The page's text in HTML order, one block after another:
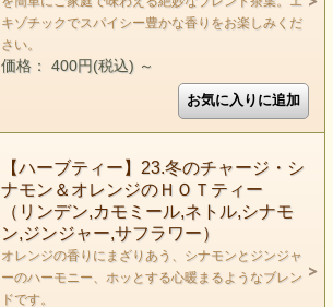
キゾチックでスパイシー豊かな香りをお楽しみくだ
さい。
価格： 400円(税込) ～
【ハーブティー】23.冬のチャージ・シ
ナモン＆オレンジのＨＯＴティー
（リンデン,カモミール,ネトル,シナモ
ン,ジンジャー,サフラワー）
オレンジの香りにまざりあう、シナモンとジンジャ
ーのハーモニー、ホッとする心暖まるようなブレン
ドです。